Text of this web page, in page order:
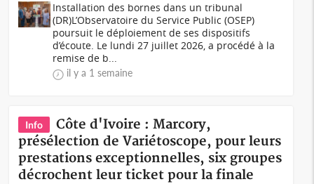
Installation des bornes dans un tribunal
(DR)L’Observatoire du Service Public (OSEP)
poursuit le déploiement de ses dispositifs
d’écoute. Le lundi 27 juillet 2026, a procédé à la
remise de b...
il y a 1 semaine
Info
Côte d'Ivoire : Marcory,
présélection de Variétoscope, pour leurs
prestations exceptionnelles, six groupes
décrochent leur ticket pour la finale